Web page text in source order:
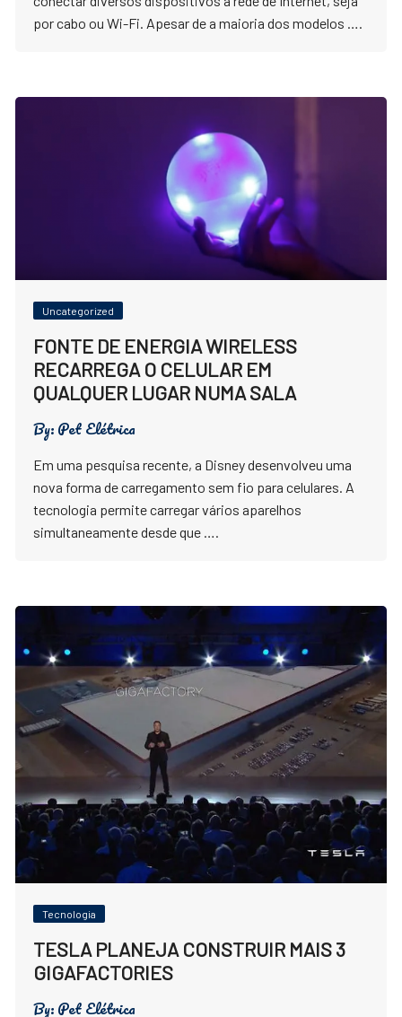
por cabo ou Wi-Fi. Apesar de a maioria dos modelos ….
Uncategorized
FONTE DE ENERGIA WIRELESS
RECARREGA O CELULAR EM
QUALQUER LUGAR NUMA SALA
By:Pet Elétrica
Em uma pesquisa recente, a Disney desenvolveu uma
nova forma de carregamento sem fio para celulares. A
tecnologia permite carregar vários aparelhos
simultaneamente desde que ….
Tecnologia
TESLA PLANEJA CONSTRUIR MAIS 3
GIGAFACTORIES
By:Pet Elétrica